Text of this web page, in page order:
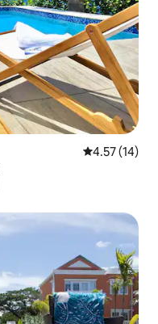
Calificación
4.57 (14)